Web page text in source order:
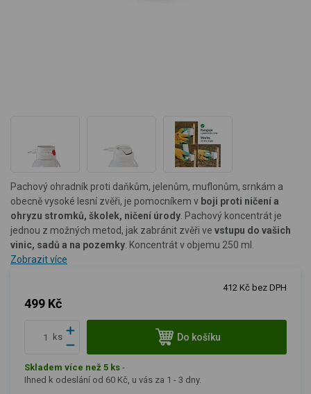
Pachový ohradník proti daňkům, jelenům, muflonům, srnkám a
obecně vysoké lesní zvěři, je pomocníkem v boji proti ničení a
ohryzu stromků, školek, ničení úrody . Pachový koncentrát je
jednou z možných metod, jak zabránit zvěři ve vstupu do vašich
vinic, sadů a na pozemky . Koncentrát v objemu 250 ml.
Zobrazit více
499 Kč
412 Kč bez DPH
ks Do košíku
Skladem více než 5 ks -
Ihned k odeslání od 60 Kč, u vás za 1 - 3 dny.